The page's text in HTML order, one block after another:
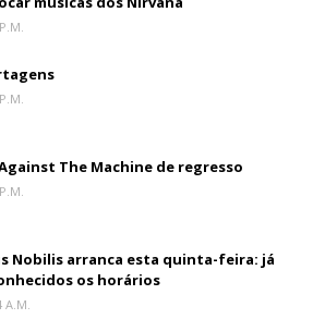
The Machine de regresso
Nobilis arranca esta quinta-feira: já
os horários
A.m.